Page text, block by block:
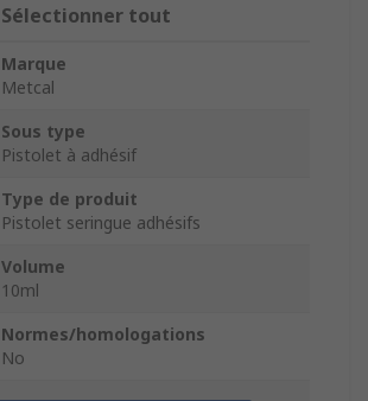
Sélectionner tout
Marque
Metcal
Sous type
Pistolet à adhésif
Type de produit
Pistolet seringue adhésifs
Volume
10ml
Normes/homologations
No